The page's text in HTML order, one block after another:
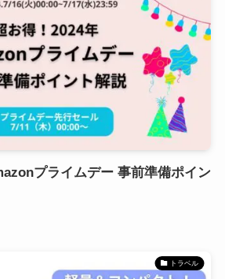
プライムデー 事前準備ポイン
トラベル